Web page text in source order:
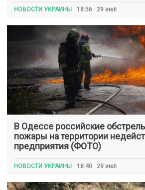
НОВОСТИ УКРАИНЫ 18:56 29 июл
В Одессе российские
пожары на территории
предприятия (ФОТО)
НОВОСТИ УКРАИНЫ 18:40 29 июл